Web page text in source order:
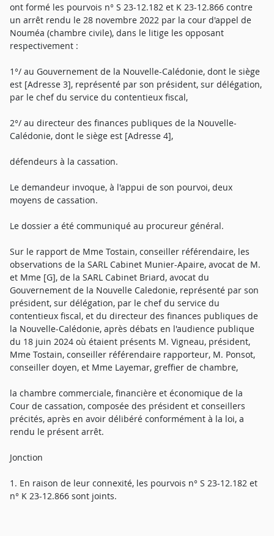
ont formé les pourvois n° S 23-12.182 et K 23-12.866 contre
un arrêt rendu le 28 novembre 2022 par la cour d'appel de
Nouméa (chambre civile), dans le litige les opposant
respectivement :
1°/ au Gouvernement de la Nouvelle-Calédonie, dont le siège
est [Adresse 3], représenté par son président, sur délégation,
par le chef du service du contentieux fiscal,
2°/ au directeur des finances publiques de la Nouvelle-
Calédonie, dont le siège est [Adresse 4],
défendeurs à la cassation.
Le demandeur invoque, à l'appui de son pourvoi, deux
moyens de cassation.
Le dossier a été communiqué au procureur général.
Sur le rapport de Mme Tostain, conseiller référendaire, les
observations de la SARL Cabinet Munier-Apaire, avocat de M.
et Mme [G], de la SARL Cabinet Briard, avocat du
Gouvernement de la Nouvelle Caledonie, représenté par son
président, sur délégation, par le chef du service du
contentieux fiscal, et du directeur des finances publiques de
la Nouvelle-Calédonie, après débats en l'audience publique
du 18 juin 2024 où étaient présents M. Vigneau, président,
Mme Tostain, conseiller référendaire rapporteur, M. Ponsot,
conseiller doyen, et Mme Layemar, greffier de chambre,
la chambre commerciale, financière et économique de la
Cour de cassation, composée des président et conseillers
précités, après en avoir délibéré conformément à la loi, a
rendu le présent arrêt.
Jonction
1. En raison de leur connexité, les pourvois n° S 23-12.182 et
n° K 23-12.866 sont joints.